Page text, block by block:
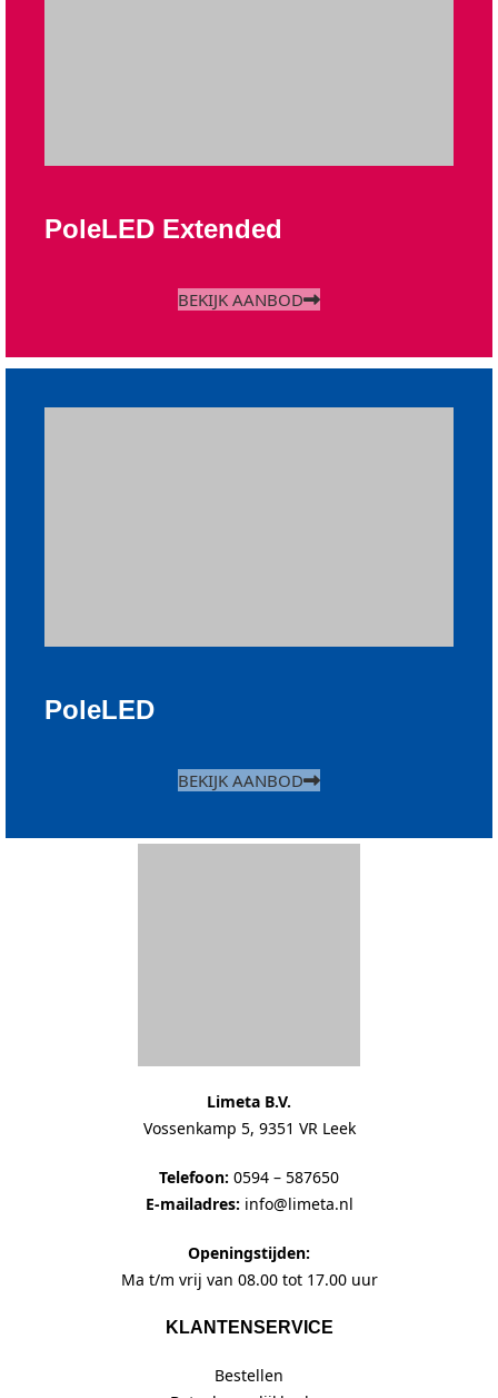
PoleLED Extended
BEKIJK AANBOD
PoleLED
BEKIJK AANBOD
Limeta B.V.
Vossenkamp 5, 9351 VR Leek
Telefoon: 0594 – 587650
E-mailadres: info@limeta.nl
Openingstijden:
Ma t/m vrij van 08.00 tot 17.00 uur
KLANTENSERVICE
Bestellen